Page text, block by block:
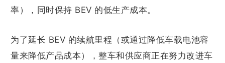
率），同时保持 BEV 的低生产成本。
为了延长 BEV 的续航里程（或通过降低车载电池容
量来降低产品成本），整车和供应商正在努力改进车